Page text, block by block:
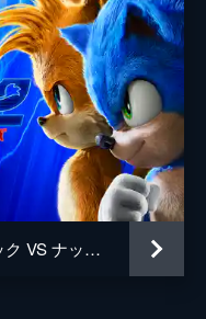
ソニック・ザ・ムービー／ソニック VS ナックルズ